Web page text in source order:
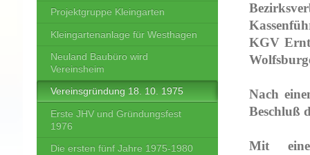
KGV
Nach
Beschluß
Mit
Projektgruppe Kleingarten
Kleingartenanlage für Westhagen
Neuland Baubüro wird
Vereinsheim
Vereinsgründung 18. 10. 1975
Erste JHV und Gründungsfest
1976
Die ersten fünf Jahre 1975-1980